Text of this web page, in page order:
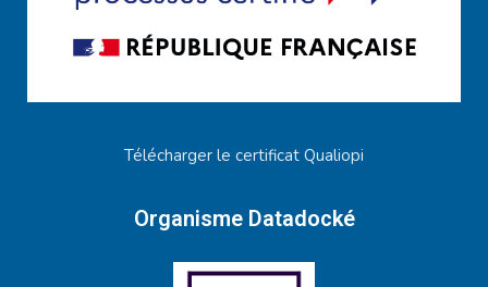
Télécharger le certificat Qualiopi
Organisme Datadocké